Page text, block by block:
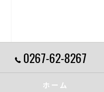
0267-62-8267
ホーム